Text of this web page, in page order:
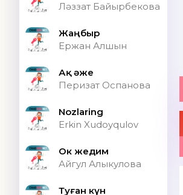
Ләззат Байырбекова
Жаңбыр
Ержан Алшын
Ақ әже
Перизат Оспанова
Nozlaring
Erkin Xudoyqulov
Ок жедим
Айгул Алыкулова
Туған күн